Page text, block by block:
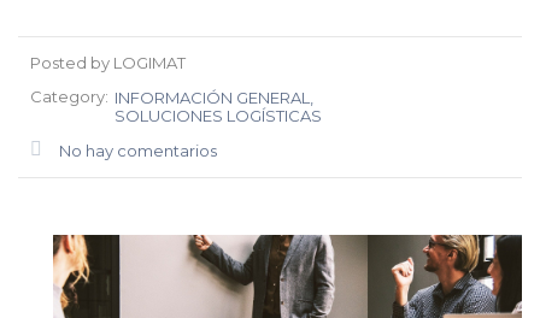
Posted by LOGIMAT
Category: INFORMACIÓN GENERAL
SOLUCIONES LOGÍSTICAS
No hay comentarios